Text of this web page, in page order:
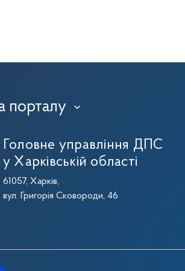
порталу ›
Головне управління ДПС
у Харківській області
61057, Харків,
вул. Григорія Сковороди, 46